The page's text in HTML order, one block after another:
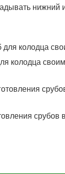
нижний
колодца
срубов